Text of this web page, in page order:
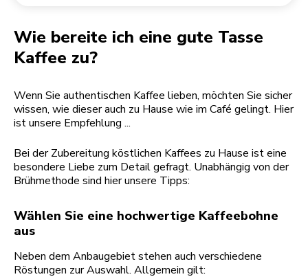
Wie bereite ich eine gute Tasse
Kaffee zu?
Wenn Sie authentischen Kaffee lieben, möchten Sie sicher
wissen, wie dieser auch zu Hause wie im Café gelingt. Hier
ist unsere Empfehlung ...
Bei der Zubereitung köstlichen Kaffees zu Hause ist eine
besondere Liebe zum Detail gefragt. Unabhängig von der
Brühmethode sind hier unsere Tipps:
Wählen Sie eine hochwertige Kaffeebohne
aus
Neben dem Anbaugebiet stehen auch verschiedene
Röstungen zur Auswahl. Allgemein gilt: